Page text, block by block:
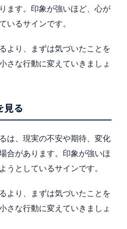
ます。印象が強いほど、心が
いるサインです。
より、まずは気づいたことを
さな行動に変えていきましょ
見る
は、現実の不安や期待、変化
合があります。印象が強いほ
うとしているサインです。
より、まずは気づいたことを
さな行動に変えていきましょ